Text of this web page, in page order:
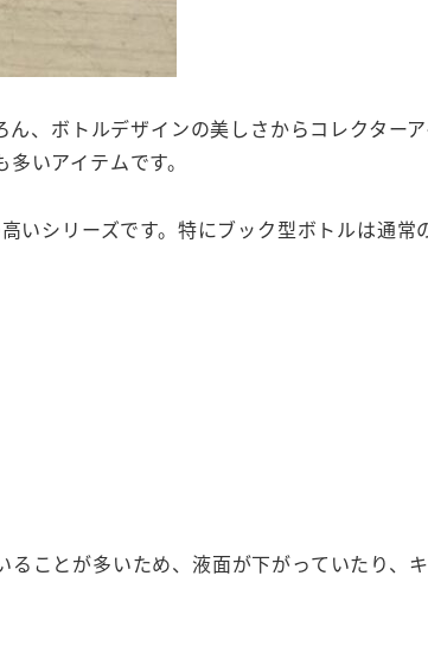
、ボトルデザインの美しさからコレクター
いアイテムです。
いシリーズです。特にブック型ボトルは通
ことが多いため、液面が下がっていたり、